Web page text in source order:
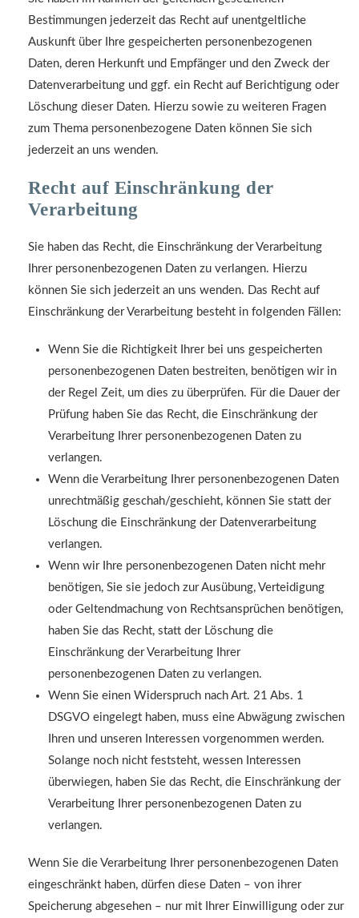
Bestimmungen jederzeit das Recht auf unentgeltliche
Auskunft über Ihre gespeicherten personenbezogenen
Daten, deren Herkunft und Empfänger und den Zweck der
Datenverarbeitung und ggf. ein Recht auf Berichtigung oder
Löschung dieser Daten. Hierzu sowie zu weiteren Fragen
zum Thema personenbezogene Daten können Sie sich
jederzeit an uns wenden.
Recht auf Einschränkung der
Verarbeitung
Sie haben das Recht, die Einschränkung der Verarbeitung
Ihrer personenbezogenen Daten zu verlangen. Hierzu
können Sie sich jederzeit an uns wenden. Das Recht auf
Einschränkung der Verarbeitung besteht in folgenden Fällen:
Wenn Sie die Richtigkeit Ihrer bei uns gespeicherten
personenbezogenen Daten bestreiten, benötigen wir in
der Regel Zeit, um dies zu überprüfen. Für die Dauer der
Prüfung haben Sie das Recht, die Einschränkung der
Verarbeitung Ihrer personenbezogenen Daten zu
verlangen.
Wenn die Verarbeitung Ihrer personenbezogenen Daten
unrechtmäßig geschah/geschieht, können Sie statt der
Löschung die Einschränkung der Datenverarbeitung
verlangen.
Wenn wir Ihre personenbezogenen Daten nicht mehr
benötigen, Sie sie jedoch zur Ausübung, Verteidigung
oder Geltendmachung von Rechtsansprüchen benötigen,
haben Sie das Recht, statt der Löschung die
Einschränkung der Verarbeitung Ihrer
personenbezogenen Daten zu verlangen.
Wenn Sie einen Widerspruch nach Art. 21 Abs. 1
DSGVO eingelegt haben, muss eine Abwägung zwischen
Ihren und unseren Interessen vorgenommen werden.
Solange noch nicht feststeht, wessen Interessen
überwiegen, haben Sie das Recht, die Einschränkung der
Verarbeitung Ihrer personenbezogenen Daten zu
verlangen.
Wenn Sie die Verarbeitung Ihrer personenbezogenen Daten
eingeschränkt haben, dürfen diese Daten – von ihrer
Speicherung abgesehen – nur mit Ihrer Einwilligung oder zur